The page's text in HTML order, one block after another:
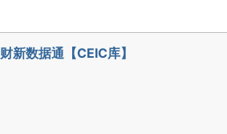
财新数据通【CEIC库】